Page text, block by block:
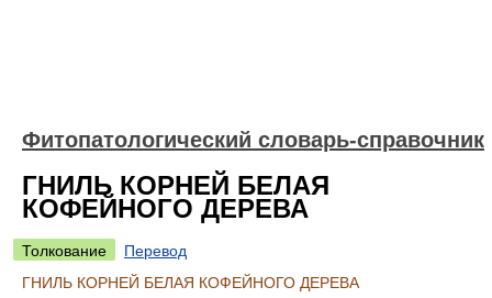
Фитопатологический словарь-справочник
ГНИЛЬ КОРНЕЙ БЕЛАЯ
КОФЕЙНОГО ДЕРЕВА
Толкование
Перевод
ГНИЛЬ КОРНЕЙ БЕЛАЯ КОФЕЙНОГО ДЕРЕВА